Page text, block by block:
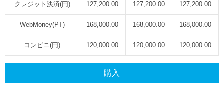
クレジット決済(円) 127,200.00 127,200.00 127,200.00
WebMoney(PT) 168,000.00 168,000.00 168,000.00
コンビニ(円) 120,000.00 120,000.00 120,000.00
購入